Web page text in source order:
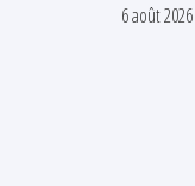
6 août 2026